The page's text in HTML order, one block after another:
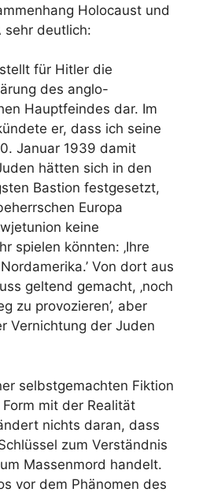
Holocaust und
sehr deutlich:
für Hitler die
des anglo-
Hauptfeindes dar. Im
er, dass ich seine
Januar 1939 damit
hätten sich in den
Bastion festgesetzt,
Europa
keine
spielen könnten: ‚Ihre
Von dort aus
geltend gemacht, ‚noch
zu provozieren’, aber
Vernichtung der Juden
selbstgemachten Fiktion
mit der Realität
nichts daran, dass
zum Verständnis
Massenmord handelt.
vor dem Phänomen des